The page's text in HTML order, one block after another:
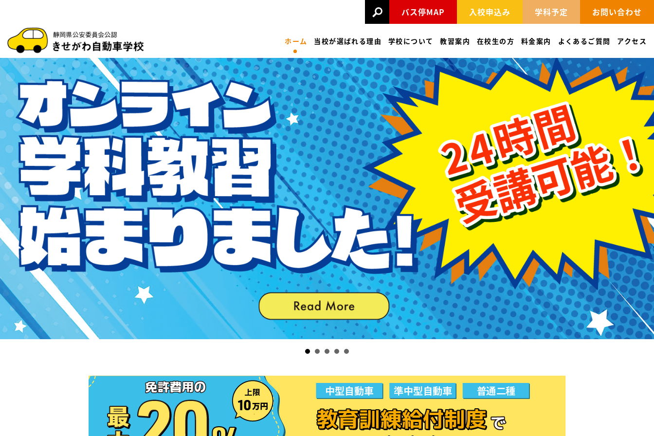
バス停MAP 入校申込み 学科予定 お問い合わせ
ホーム 当校が選ばれる理由 学校について 教習案内 在校生の方 料金案内 よくあるご質問 アクセス